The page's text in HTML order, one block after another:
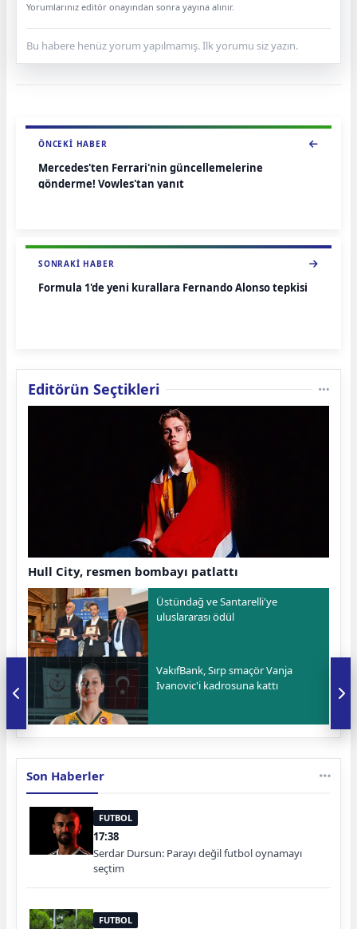
Yorumlarınız editör onayından sonra yayına alınır.
Bu habere henüz yorum yapılmamış. İlk yorumu siz yazın.
ÖNCEKI HABER
Mercedes'ten Ferrari'nin güncellemelerine
gönderme! Vowles'tan yanıt
SONRAKI HABER
Formula 1'de yeni kurallara Fernando Alonso tepkisi
Editörün Seçtikleri
Hull City, resmen bombayı patlattı
Üstündağ ve Santarelli'ye
uluslararası ödül
VakıfBank, Sırp smaçör Vanja
Ivanovic'i kadrosuna kattı
Son Haberler
FUTBOL
17:38
Serdar Dursun: Parayı değil futbol oynamayı
seçtim
FUTBOL